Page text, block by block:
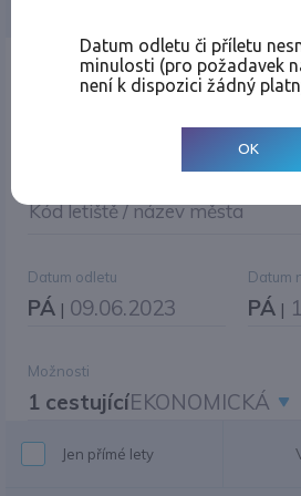
Místo odletu
Kód letiště / název města
Datum odletu
PÁ | 09.06.2023
Datum
PÁ |
Možnosti
1 cestujícíEKONOMICKÁ
Jen přímé lety
Datum odletu či příletu
minulosti (pro požadavek
není k dispozici žádný
OK